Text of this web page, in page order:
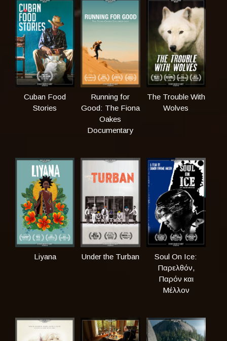
Cuban Food
Stories
Running for
Good: The Fiona
Oakes
Documentary
The Trouble With
Wolves
Liyana Under the Turban
Soul On Ice:
Παρελθόν,
Παρόν και
Μέλλον